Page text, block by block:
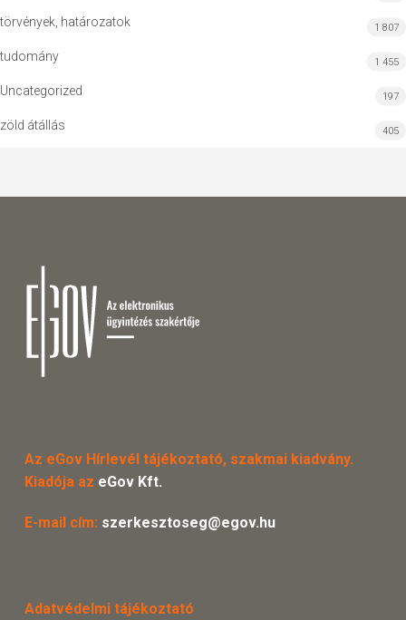
törvények, határozatok 1 807
tudomány 1 455
Uncategorized 197
zöld átállás 405
Az eGov Hírlevél tájékoztató, szakmai kiadvány.
Kiadója az eGov Kft.
E-mail cím: szerkesztoseg@egov.hu
Adatvédelmi tájékoztató